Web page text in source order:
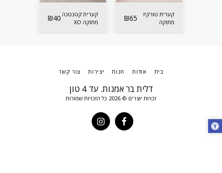
קערית טורקיז
מתוקה
₪65
קערית קטנטנה
מתוקה XO
₪40
דלית בר אמנות. עד 4 טון
זכויות יוצרים © 2026 כל הזכויות שמורות
בית אודות חנות יצירות צור קשר